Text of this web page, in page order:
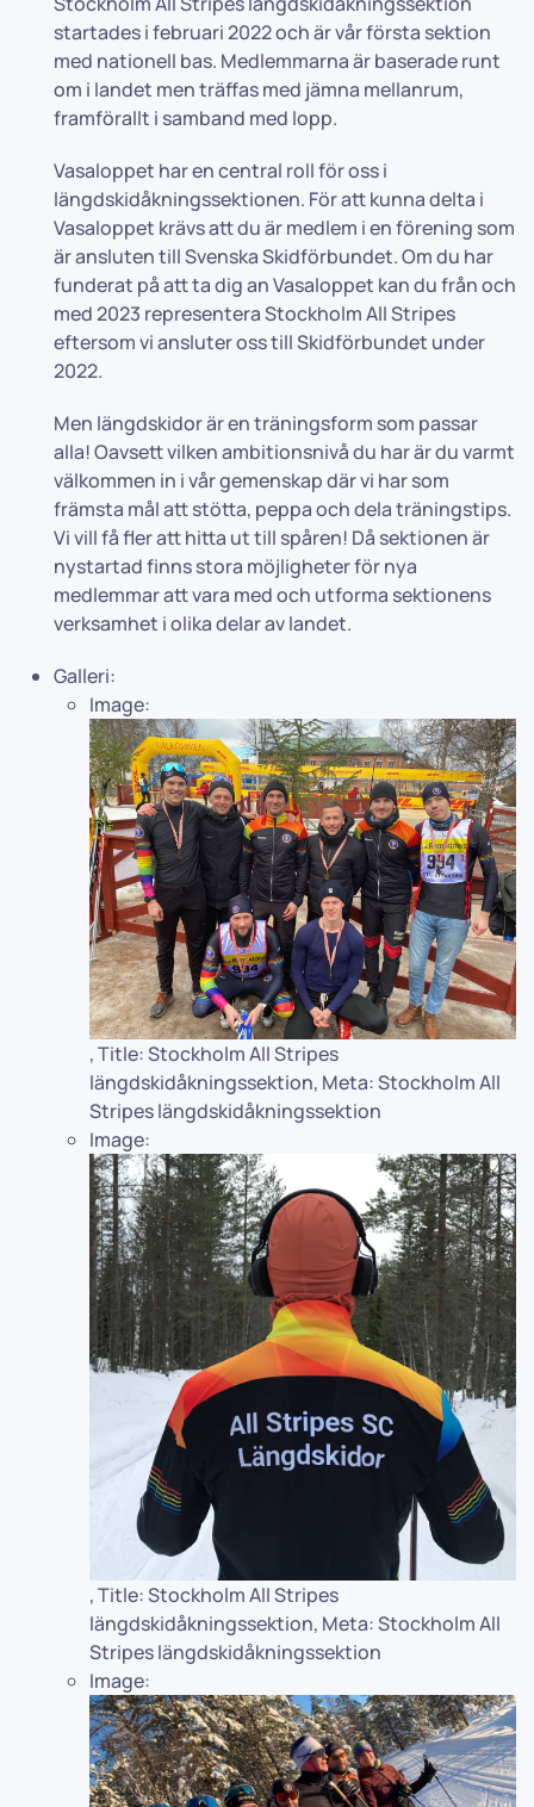
startades i februari 2022 och är vår första sektion
med nationell bas. Medlemmarna är baserade runt
om i landet men träffas med jämna mellanrum,
framförallt i samband med lopp.
Vasaloppet har en central roll för oss i
längdskidåkningssektionen. För att kunna delta i
Vasaloppet krävs att du är medlem i en förening som
är ansluten till Svenska Skidförbundet. Om du har
funderat på att ta dig an Vasaloppet kan du från och
med 2023 representera Stockholm All Stripes
eftersom vi ansluter oss till Skidförbundet under
2022.
Men längdskidor är en träningsform som passar
alla! Oavsett vilken ambitionsnivå du har är du varmt
välkommen in i vår gemenskap där vi har som
främsta mål att stötta, peppa och dela träningstips.
Vi vill få fler att hitta ut till spåren! Då sektionen är
nystartad finns stora möjligheter för nya
medlemmar att vara med och utforma sektionens
verksamhet i olika delar av landet.
Galleri:
Image:
,Title:Stockholm All Stripes
längdskidåkningssektion, Meta:Stockholm All
Stripes längdskidåkningssektion
Image:
,Title:Stockholm All Stripes
längdskidåkningssektion, Meta:Stockholm All
Stripes längdskidåkningssektion
Image: